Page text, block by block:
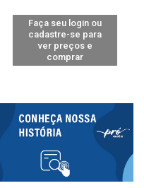
Faça seu login ou
cadastre-se para
ver preços e
comprar